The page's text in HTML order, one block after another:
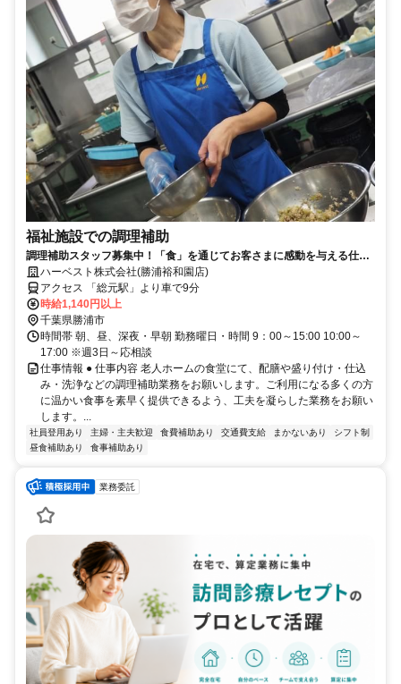
福祉施設での調理補助
調理補助スタッフ募集中！「食」を通じてお客さまに感動を与える仕事
をしよう♪
ハーベスト株式会社(勝浦裕和園店)
アクセス 「総元駅」より車で9分
時給1,140円以上
千葉県勝浦市
時間帯 朝、昼、深夜・早朝 勤務曜日・時間 9：00～15:00 10:00～
17:00 ※週3日～応相談
仕事情報 ● 仕事内容 老人ホームの食堂にて、配膳や盛り付け・仕込
み・洗浄などの調理補助業務をお願いします。ご利用になる多くの方
に温かい食事を素早く提供できるよう、工夫を凝らした業務をお願い
します。...
社員登用あり 主婦・主夫歓迎 食費補助あり 交通費支給 まかないあり
シフト制
昼食補助あり
食事補助あり
業務委託